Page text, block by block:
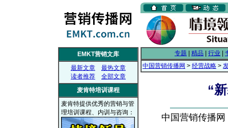
EMKT营销文库
最新文章
最热文章
读者推荐
全部文章
麦肯特培训课程
麦肯特提供优秀的营销与管
理培训课程、内训与咨询：
专题 精品 行业
中国营销传播网 > 经营战略 >
“
中国营销传播